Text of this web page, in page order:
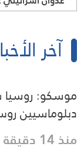
آخر
موسكو: روسيا
دبلوماسيين
منذ 14 دقيقة